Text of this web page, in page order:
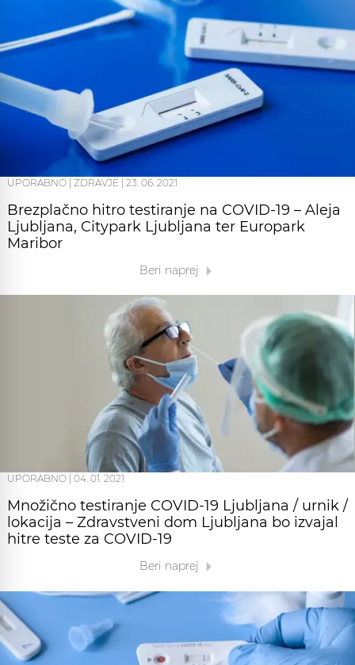
UPORABNO | ZDRAVJE | 23. 06. 2021
Brezplačno hitro testiranje na COVID-19 – Aleja
Ljubljana, Citypark Ljubljana ter Europark
Maribor
Beri naprej
UPORABNO 04. 01. 2021
Množično testiranje COVID-19 Ljubljana / urnik /
lokacija – Zdravstveni dom Ljubljana bo izvajal
hitre teste za COVID-19
Beri naprej